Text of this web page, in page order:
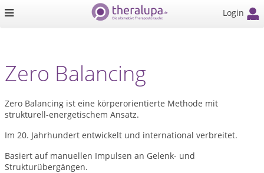
Login
Zero Balancing
Zero Balancing ist eine körperorientierte Methode mit
strukturell-energetischem Ansatz.
Im 20. Jahrhundert entwickelt und international verbreitet.
Basiert auf manuellen Impulsen an Gelenk- und
Strukturübergängen.